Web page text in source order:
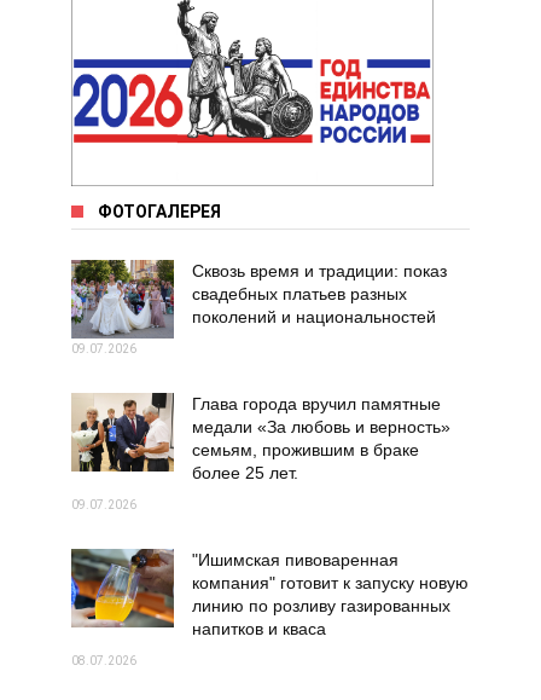
ФОТОГАЛЕРЕЯ
Сквозь время и традиции: показ
свадебных платьев разных
поколений и национальностей
09.07.2026
Глава города вручил памятные
медали «За любовь и верность»
семьям, прожившим в браке
более 25 лет.
09.07.2026
"Ишимская пивоваренная
компания" готовит к запуску новую
линию по розливу газированных
напитков и кваса
08.07.2026